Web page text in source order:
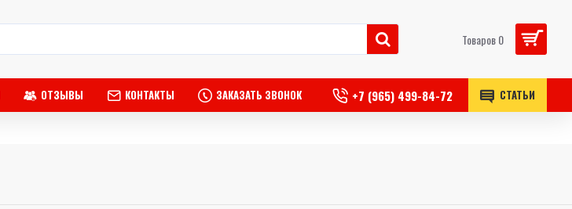
Товаров 0
ОТЗЫВЫ КОНТАКТЫ ЗАКАЗАТЬ ЗВОНОК +7 (965) 499-84-72 СТАТЬИ